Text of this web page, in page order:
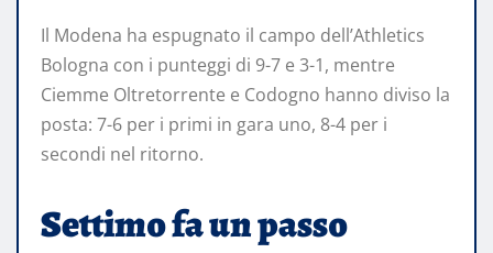
Il Modena ha espugnato il campo dell’Athletics
Bologna con i punteggi di 9-7 e 3-1, mentre
Ciemme Oltretorrente e Codogno hanno diviso la
posta: 7-6 per i primi in gara uno, 8-4 per i
secondi nel ritorno.
Settimo fa un passo